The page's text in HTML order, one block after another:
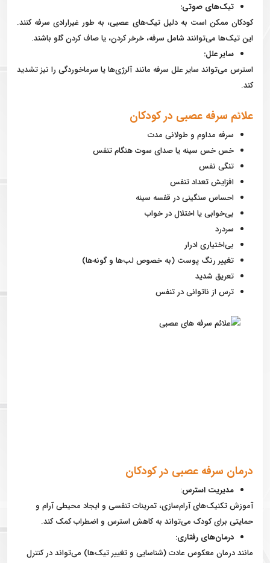
تیک‌های صوتی:
کودکان ممکن است به دلیل تیک‌های عصبی، به طور غیرارادی سرفه کنند.
این تیک‌ها می‌توانند شامل سرفه، خرخر کردن، یا صاف کردن گلو باشند.
سایر علل:
استرس می‌تواند سایر علل سرفه مانند آلرژی‌ها یا سرماخوردگی را نیز تشدید
کند.
علائم سرفه عصبی در کودکان
سرفه مداوم و طولانی مدت
خس خس سینه یا صدای سوت هنگام تنفس
تنگی نفس
افزایش تعداد تنفس
احساس سنگینی در قفسه سینه
بی‌خوابی یا اختلال در خواب
سردرد
بی‌اختیاری ادرار
تغییر رنگ پوست (به خصوص لب‌ها و گونه‌ها)
تعریق شدید
ترس از ناتوانی در تنفس
درمان سرفه عصبی در کودکان
مدیریت استرس:
آموزش تکنیک‌های آرام‌سازی، تمرینات تنفسی و ایجاد محیطی آرام و
حمایتی برای کودک می‌تواند به کاهش استرس و اضطراب کمک کند.
درمان‌های رفتاری:
مانند درمان معکوس عادت (شناسایی و تغییر تیک‌ها) می‌تواند در کنترل